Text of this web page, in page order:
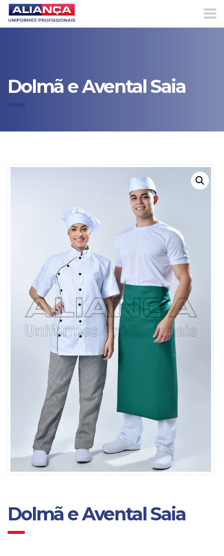
Dolmã e Avental Saia
Dolmã e Avental Saia